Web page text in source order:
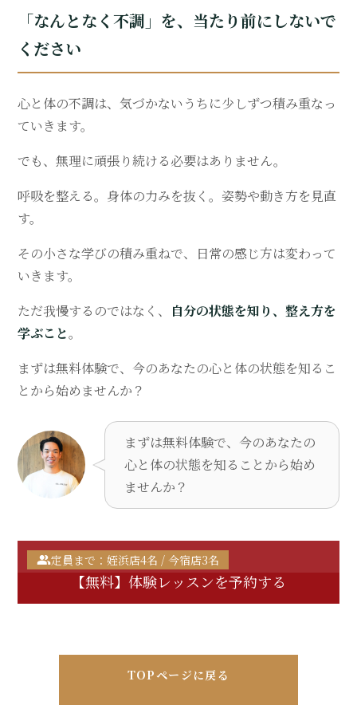
「なんとなく不調」を、当たり前にしないで
ください
心と体の不調は、気づかないうちに少しずつ積み重なっ
ていきます。
でも、無理に頑張り続ける必要はありません。
呼吸を整える。身体の力みを抜く。姿勢や動き方を見直
す。
その小さな学びの積み重ねで、日常の感じ方は変わって
いきます。
ただ我慢するのではなく、
自分の状態を知り、整え方を
学ぶこと。
まずは無料体験で、今のあなたの心と体の状態を知るこ
とから始めませんか？
まずは無料体験で、今のあなたの
心と体の状態を知ることから始め
ませんか？
定員まで：姪浜店4名 / 今宿店3名
【無料】体験レッスンを予約する
TOPページに戻る